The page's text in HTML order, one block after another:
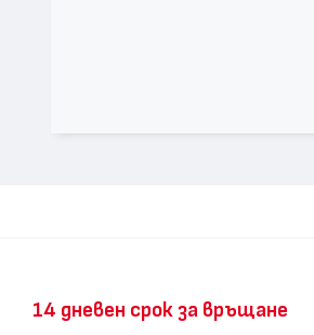
14 дневен срок за връщане